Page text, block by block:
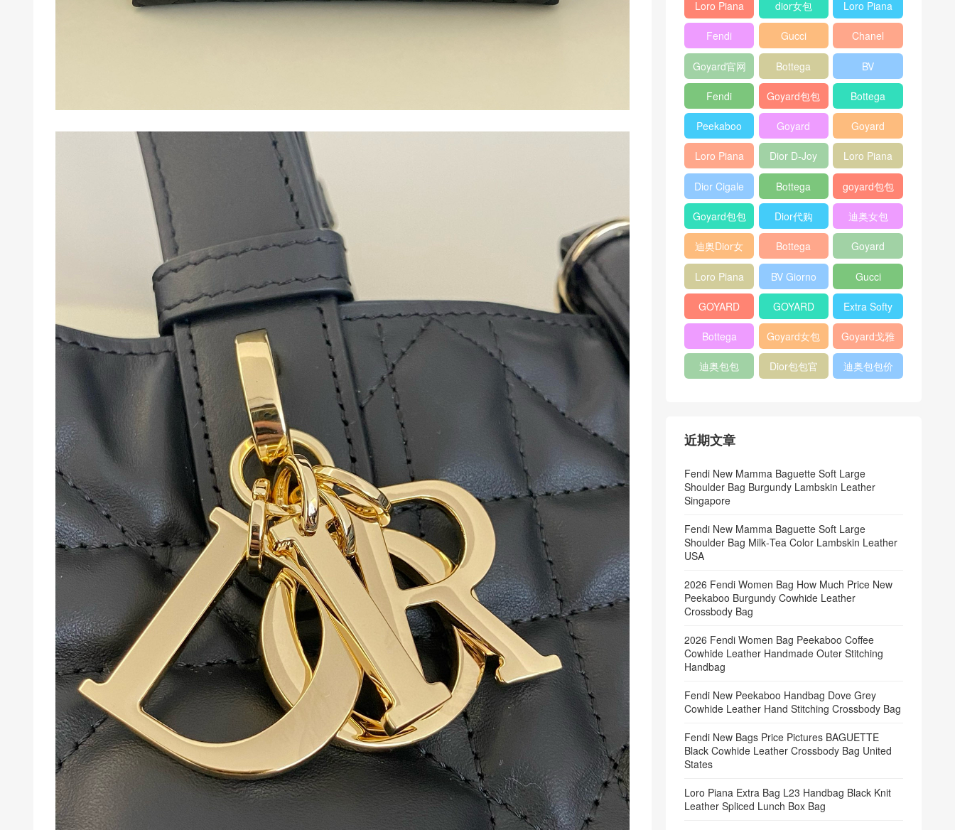
Loro Piana
L19
Shoulder
Bag
dior女包
Loro Piana
L19
Crossbody
Bag
Fendi
Baguette
bag
Gucci
Horsebit
1955 bag
Chanel
25bag
Goyard官网
Bottega
veneta包包
BV
Pinacoteca
tote bag
Fendi
Peekaboo
bag
Goyard包包
多少钱
Bottega
veneta女包
Peekaboo
ISeeU中號
手提包
Goyard
Crossbody
Bag
Goyard
Shoulder
Bag
Loro Piana
L19 Clutch
Bag
Dior D-Joy
mini bag
Loro Piana
Extra
Pocket L19
Dior Cigale
Handbag
Bottega
Veneta
Andiamo
shoulder
bag
goyard包包
官方旗艦店
Goyard包包
价格
Dior代购 迪奥女包
迪奥Dior女
包
Bottega
veneta官网
Goyard
Notebook
Cover
Loro Piana
Bucket Bag
BV Giorno
clutch bag
Gucci
horsebit
bag
GOYARD
Pet Tote
Bag
GOYARD
Bifold Wallet
Extra Softy
Bag L33
Bottega
Veneta
Woven Tote
Goyard女包 Goyard戈雅
迪奥包包
Dior包包官
迪奥包包价
近期文章
Fendi New Mamma Baguette Soft Large
Shoulder Bag Burgundy Lambskin Leather
Singapore
Fendi New Mamma Baguette Soft Large
Shoulder Bag Milk‑Tea Color Lambskin Leather
USA
2026 Fendi Women Bag How Much Price New
Peekaboo Burgundy Cowhide Leather
Crossbody Bag
2026 Fendi Women Bag Peekaboo Coffee
Cowhide Leather Handmade Outer Stitching
Handbag
Fendi New Peekaboo Handbag Dove Grey
Cowhide Leather Hand Stitching Crossbody Bag
Fendi New Bags Price Pictures BAGUETTE
Black Cowhide Leather Crossbody Bag United
States
Loro Piana Extra Bag L23 Handbag Black Knit
Leather Spliced Lunch Box Bag